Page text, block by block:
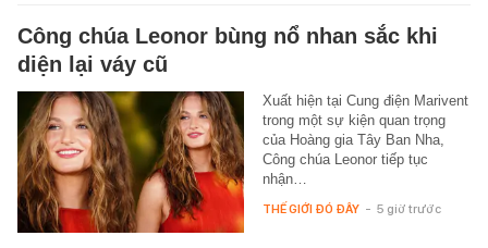
Công chúa Leonor bùng nổ nhan sắc khi
diện lại váy cũ
Xuất hiện tại Cung điện Marivent
trong một sự kiện quan trọng
của Hoàng gia Tây Ban Nha,
Công chúa Leonor tiếp tục
nhận…
THẾ GIỚI ĐÓ ĐÂY - 5 giờ trước